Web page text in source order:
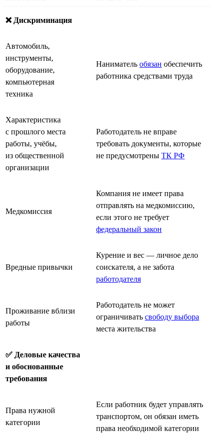
❌ Дискриминация
Автомобиль,
инструменты,
оборудование,
компьютерная
техника
Наниматель обязан обеспечить
работника средствами труда
Характеристика
с прошлого места
работы, учёбы,
из общественной
организации
Работодатель не вправе
требовать документы, которые
не предусмотрены ТК РФ
Медкомиссия
Компания не имеет права
отправлять на медкомиссию,
если этого не требует
федеральный закон
Вредные привычки
Курение и вес — личное дело
соискателя, а не забота
работодателя
Проживание вблизи
работы
Работодатель не может
ограничивать свободу выбора
места жительства
✅ Деловые качества
и обоснованные
требования
Права нужной
категории
Если работник будет управлять
транспортом, он обязан иметь
права необходимой категории